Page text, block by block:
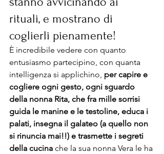
rituali, e mostrano di
coglierli pienamente!
È incredibile vedere con quanto
entusiasmo partecipino, con quanta
intelligenza si applichino, per capire e
cogliere ogni gesto, ogni sguardo
della nonna Rita, che fra mille sorrisi
guida le manine e le testoline, educa i
palati, insegna il galateo (a quello non
si rinuncia mai!!) e trasmette i segreti
della cucina che la sua nonna Vera le ha